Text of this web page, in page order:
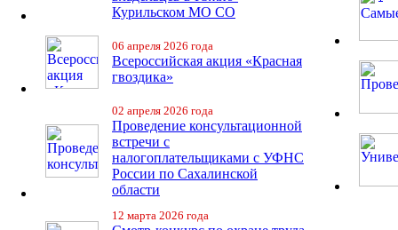
Курильском МО СО
06 апреля 2026 года
Всероссийская акция «Красная
гвоздика»
02 апреля 2026 года
Проведение консультационной
встречи с
налогоплательщиками с УФНС
России по Сахалинской
области
12 марта 2026 года